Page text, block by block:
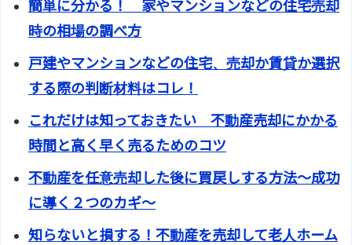
簡単に分かる！ 家やマンションなどの住宅売却
時の相場の調べ方
戸建やマンションなどの住宅、売却か賃貸か選択
する際の判断材料はコレ！
これだけは知っておきたい 不動産売却にかかる
時間と高く早く売るためのコツ
不動産を任意売却した後に買戻しする方法～成功
に導く２つのカギ～
知らないと損する！不動産を売却して老人ホーム